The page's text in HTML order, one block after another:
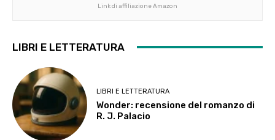
Link di affiliazione Amazon
LIBRI E LETTERATURA
LIBRI E LETTERATURA
Wonder: recensione del romanzo di
R. J. Palacio